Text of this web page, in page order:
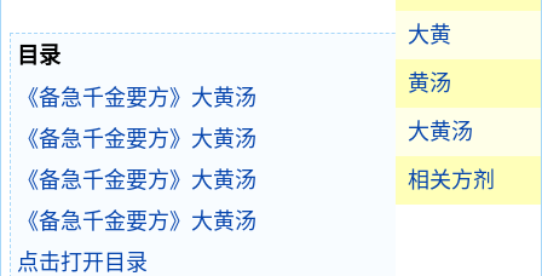
大黄
黄汤
大黄汤
相关方剂
目录
《备急千金要方》大黄汤
《备急千金要方》大黄汤
《备急千金要方》大黄汤
《备急千金要方》大黄汤
点击打开目录